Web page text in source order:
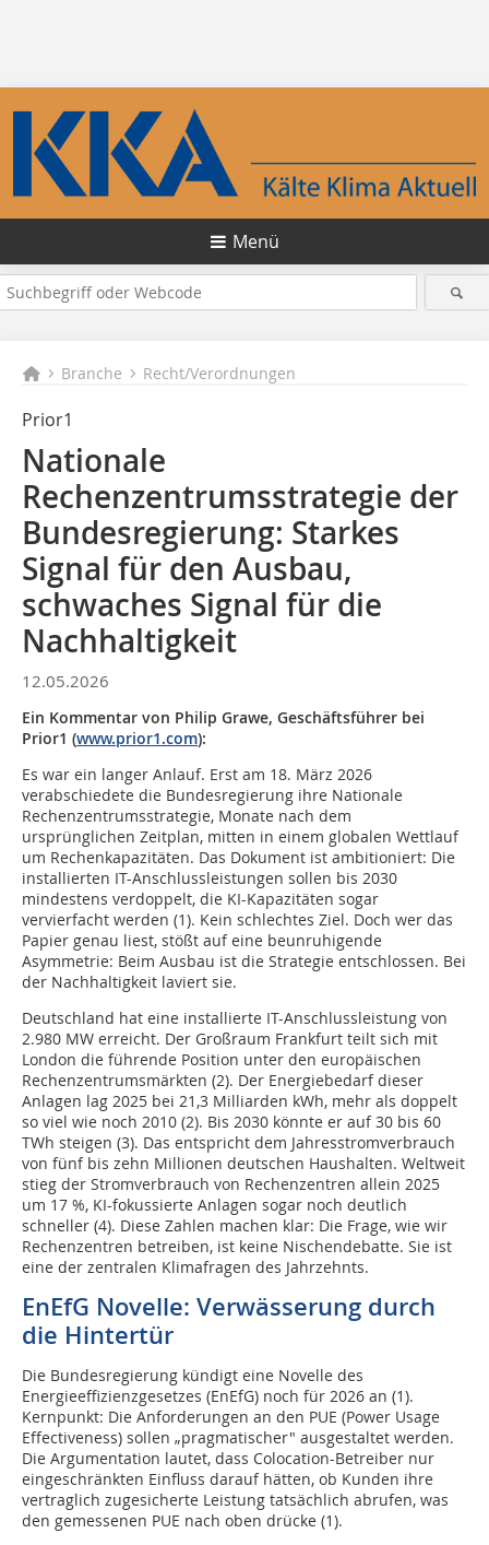
Menü
Branche Recht/Verordnungen
Prior1
Nationale
Rechenzentrumsstrategie der
Bundesregierung: Starkes
Signal für den Ausbau,
schwaches Signal für die
Nachhaltigkeit
12.05.2026
Ein Kommentar von Philip Grawe, Geschäftsführer bei
Prior1 (www.prior1.com):
Es war ein langer Anlauf. Erst am 18. März 2026
verabschiedete die Bundesregierung ihre Nationale
Rechenzentrumsstrategie, Monate nach dem
ursprünglichen Zeitplan, mitten in einem globalen Wettlauf
um Rechenkapazitäten. Das Dokument ist ambitioniert: Die
installierten IT-Anschlussleistungen sollen bis 2030
mindestens verdoppelt, die KI-Kapazitäten sogar
vervierfacht werden (1). Kein schlechtes Ziel. Doch wer das
Papier genau liest, stößt auf eine beunruhigende
Asymmetrie: Beim Ausbau ist die Strategie entschlossen. Bei
der Nachhaltigkeit laviert sie.
Deutschland hat eine installierte IT-Anschlussleistung von
2.980 MW erreicht. Der Großraum Frankfurt teilt sich mit
London die führende Position unter den europäischen
Rechenzentrumsmärkten (2). Der Energiebedarf dieser
Anlagen lag 2025 bei 21,3 Milliarden kWh, mehr als doppelt
so viel wie noch 2010 (2). Bis 2030 könnte er auf 30 bis 60
TWh steigen (3). Das entspricht dem Jahresstromverbrauch
von fünf bis zehn Millionen deutschen Haushalten. Weltweit
stieg der Stromverbrauch von Rechenzentren allein 2025
um 17 %, KI-fokussierte Anlagen sogar noch deutlich
schneller (4). Diese Zahlen machen klar: Die Frage, wie wir
Rechenzentren betreiben, ist keine Nischendebatte. Sie ist
eine der zentralen Klimafragen des Jahrzehnts.
EnEfG Novelle: Verwässerung durch
die Hintertür
Die Bundesregierung kündigt eine Novelle des
Energieeffizienzgesetzes (EnEfG) noch für 2026 an (1).
Kernpunkt: Die Anforderungen an den PUE (Power Usage
Effectiveness) sollen „pragmatischer" ausgestaltet werden.
Die Argumentation lautet, dass Colocation-Betreiber nur
eingeschränkten Einfluss darauf hätten, ob Kunden ihre
vertraglich zugesicherte Leistung tatsächlich abrufen, was
den gemessenen PUE nach oben drücke (1).